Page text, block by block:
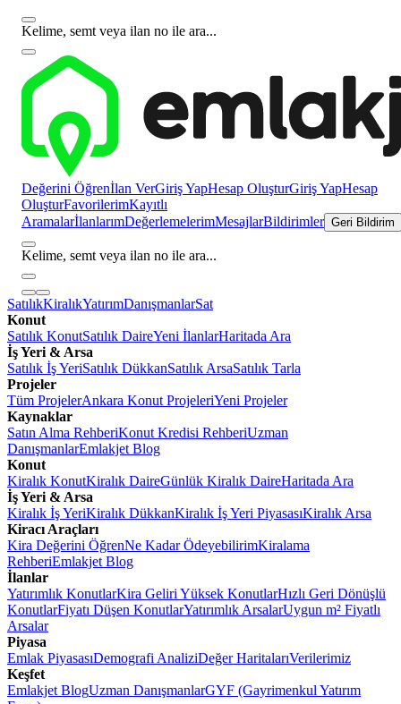
Kelime, semt veya ilan no ile ara...
Değerini Öğrenİlan VerGiriş YapHesap OluşturGiriş YapHesap
OluşturFavorilerimKayıtlı
AramalarİlanlarımDeğerlemelerimMesajlarBildirimler Geri Bildirim
Kelime, semt veya ilan no ile ara...
SatılıkKiralıkYatırımDanışmanlarSat
Konut
Satılık KonutSatılık DaireYeni İlanlarHaritada Ara
İş Yeri & Arsa
Satılık İş YeriSatılık DükkanSatılık ArsaSatılık Tarla
Projeler
Tüm ProjelerAnkara Konut ProjeleriYeni Projeler
Kaynaklar
Satın Alma RehberiKonut Kredisi RehberiUzman
DanışmanlarEmlakjet Blog
Konut
Kiralık KonutKiralık DaireGünlük Kiralık DaireHaritada Ara
İş Yeri & Arsa
Kiralık İş YeriKiralık DükkanKiralık İş Yeri PiyasasıKiralık Arsa
Kiracı Araçları
Kira Değerini ÖğrenNe Kadar ÖdeyebilirimKiralama
RehberiEmlakjet Blog
İlanlar
Yatırımlık KonutlarKira Geliri Yüksek KonutlarHızlı Geri Dönüşlü
KonutlarFiyatı Düşen KonutlarYatırımlık ArsalarUygun m² Fiyatlı
Arsalar
Piyasa
Emlak PiyasasıDemografi AnaliziDeğer HaritalarıVerilerimiz
Keşfet
Emlakjet BlogUzman DanışmanlarGYF (Gayrimenkul Yatırım